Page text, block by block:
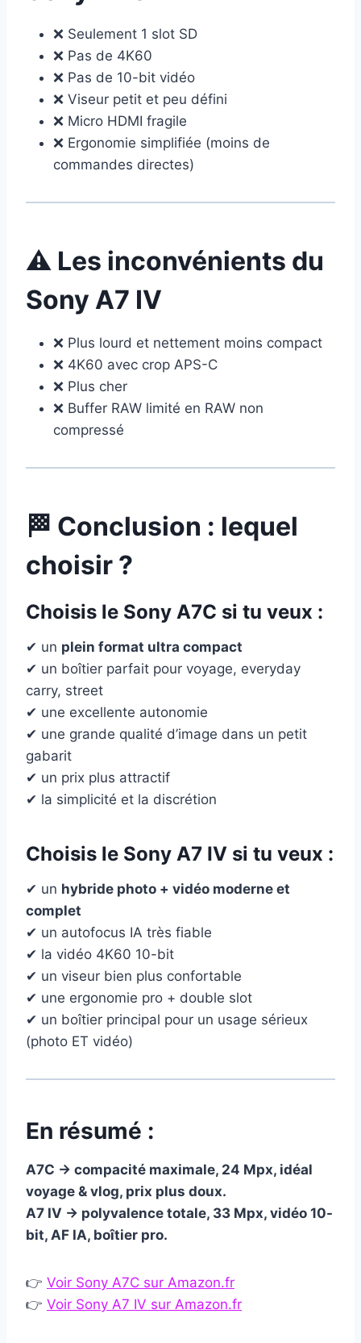
❌ Seulement 1 slot SD
❌ Pas de 4K60
❌ Pas de 10-bit vidéo
❌ Viseur petit et peu défini
❌ Micro HDMI fragile
❌ Ergonomie simplifiée (moins de
commandes directes)
⚠️ Les inconvénients du
Sony A7 IV
❌ Plus lourd et nettement moins compact
❌ 4K60 avec crop APS-C
❌ Plus cher
❌ Buffer RAW limité en RAW non
compressé
🏁 Conclusion : lequel
choisir ?
Choisis le Sony A7C si tu veux :
✔ un plein format ultra compact
✔ un boîtier parfait pour voyage, everyday
carry, street
✔ une excellente autonomie
✔ une grande qualité d’image dans un petit
gabarit
✔ un prix plus attractif
✔ la simplicité et la discrétion
Choisis le Sony A7 IV si tu veux :
✔ un hybride photo + vidéo moderne et
complet
✔ un autofocus IA très fiable
✔ la vidéo 4K60 10-bit
✔ un viseur bien plus confortable
✔ une ergonomie pro + double slot
✔ un boîtier principal pour un usage sérieux
(photo ET vidéo)
En résumé :
A7C → compacité maximale, 24 Mpx, idéal
voyage & vlog, prix plus doux.
A7 IV → polyvalence totale, 33 Mpx, vidéo 10-
bit, AF IA, boîtier pro.
👉 Voir Sony A7C sur Amazon.fr
👉 Voir Sony A7 IV sur Amazon.fr